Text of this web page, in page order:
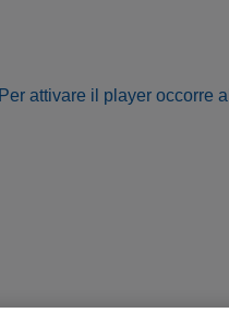
Per attivare il player occorre